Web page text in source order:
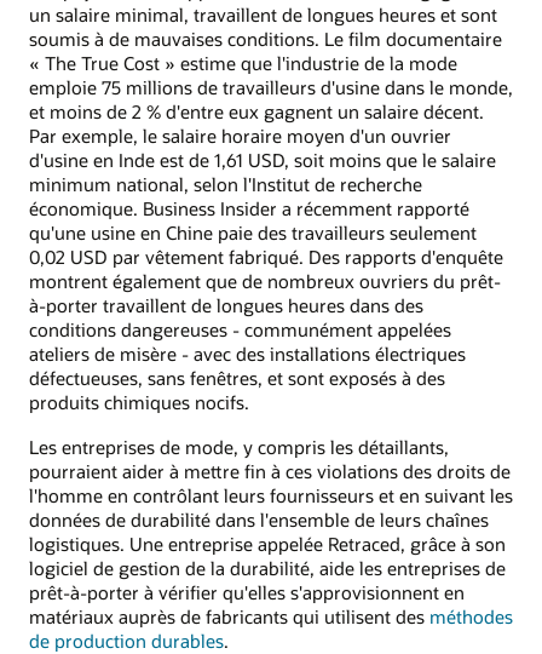
un salaire minimal, travaillent de longues heures et sont
soumis à de mauvaises conditions. Le film documentaire
« The True Cost » estime que l'industrie de la mode
emploie 75 millions de travailleurs d'usine dans le monde,
et moins de 2 % d'entre eux gagnent un salaire décent.
Par exemple, le salaire horaire moyen d'un ouvrier
d'usine en Inde est de 1,61 USD, soit moins que le salaire
minimum national, selon l'Institut de recherche
économique. Business Insider a récemment rapporté
qu'une usine en Chine paie des travailleurs seulement
0,02 USD par vêtement fabriqué. Des rapports d'enquête
montrent également que de nombreux ouvriers du prêt-
à-porter travaillent de longues heures dans des
conditions dangereuses - communément appelées
ateliers de misère - avec des installations électriques
défectueuses, sans fenêtres, et sont exposés à des
produits chimiques nocifs.
Les entreprises de mode, y compris les détaillants,
pourraient aider à mettre fin à ces violations des droits de
l'homme en contrôlant leurs fournisseurs et en suivant les
données de durabilité dans l'ensemble de leurs chaînes
logistiques. Une entreprise appelée Retraced, grâce à son
logiciel de gestion de la durabilité, aide les entreprises de
prêt-à-porter à vérifier qu'elles s'approvisionnent en
matériaux auprès de fabricants qui utilisent des méthodes
de production durables.